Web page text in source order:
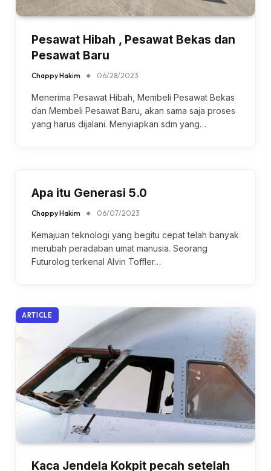
Pesawat Hibah , Pesawat Bekas dan
Pesawat Baru
Chappy Hakim 06/28/2023
Menerima Pesawat Hibah, Membeli Pesawat Bekas
dan Membeli Pesawat Baru, akan sama saja proses
yang harus dijalani. Menyiapkan sdm yang…
Apa itu Generasi 5.0
Chappy Hakim 06/07/2023
Kemajuan teknologi yang begitu cepat telah banyak
merubah peradaban umat manusia. Seorang
Futurolog terkenal Alvin Toffler…
ARTICLE
Kaca Jendela Kokpit pecah setelah